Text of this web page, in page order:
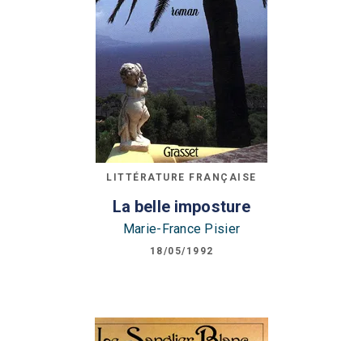
LITTÉRATURE FRANÇAISE
La belle imposture
Marie-France Pisier
18/05/1992